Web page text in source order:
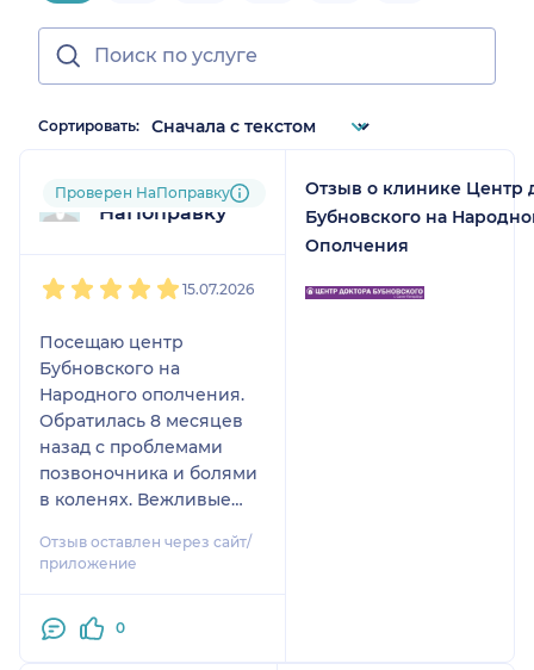
Сортировать:
Пользователь
НаПоправку
Проверен НаПоправку
15.07.2026
Посещаю центр
Бубновского на
Народного ополчения.
Обратилась 8 месяцев
назад с проблемами
позвоночника и болями
в коленях. Вежливые
компетентные врачи и
инструкторы .
индивидуально , все
Отзыв оставлен через сайт/
приложение
0
Отзыв о клинике Центр
Бубновского на
Ополчения